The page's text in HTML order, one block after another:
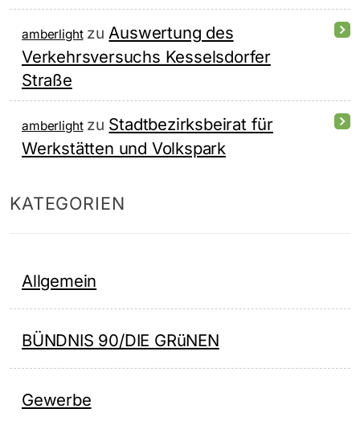
amberlightzuAuswertung des
Verkehrsversuchs Kesselsdorfer
Straße
amberlightzu Stadtbezirksbeirat für
Werkstätten und Volkspark
KATEGORIEN
Allgemein
BÜNDNIS 90/DIE GRüNEN
Gewerbe